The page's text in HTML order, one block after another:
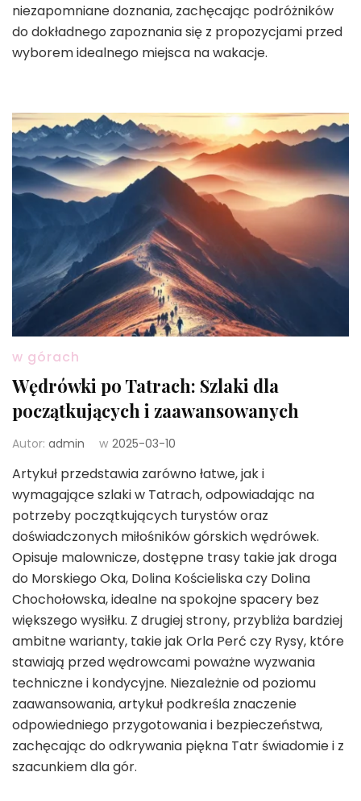
niezapomniane doznania, zachęcając podróżników
do dokładnego zapoznania się z propozycjami przed
wyborem idealnego miejsca na wakacje.
w górach
Wędrówki po Tatrach: Szlaki dla
początkujących i zaawansowanych
Autor: admin w 2025-03-10
Artykuł przedstawia zarówno łatwe, jak i
wymagające szlaki w Tatrach, odpowiadając na
potrzeby początkujących turystów oraz
doświadczonych miłośników górskich wędrówek.
Opisuje malownicze, dostępne trasy takie jak droga
do Morskiego Oka, Dolina Kościeliska czy Dolina
Chochołowska, idealne na spokojne spacery bez
większego wysiłku. Z drugiej strony, przybliża bardziej
ambitne warianty, takie jak Orla Perć czy Rysy, które
stawiają przed wędrowcami poważne wyzwania
techniczne i kondycyjne. Niezależnie od poziomu
zaawansowania, artykuł podkreśla znaczenie
odpowiedniego przygotowania i bezpieczeństwa,
zachęcając do odkrywania piękna Tatr świadomie i z
szacunkiem dla gór.